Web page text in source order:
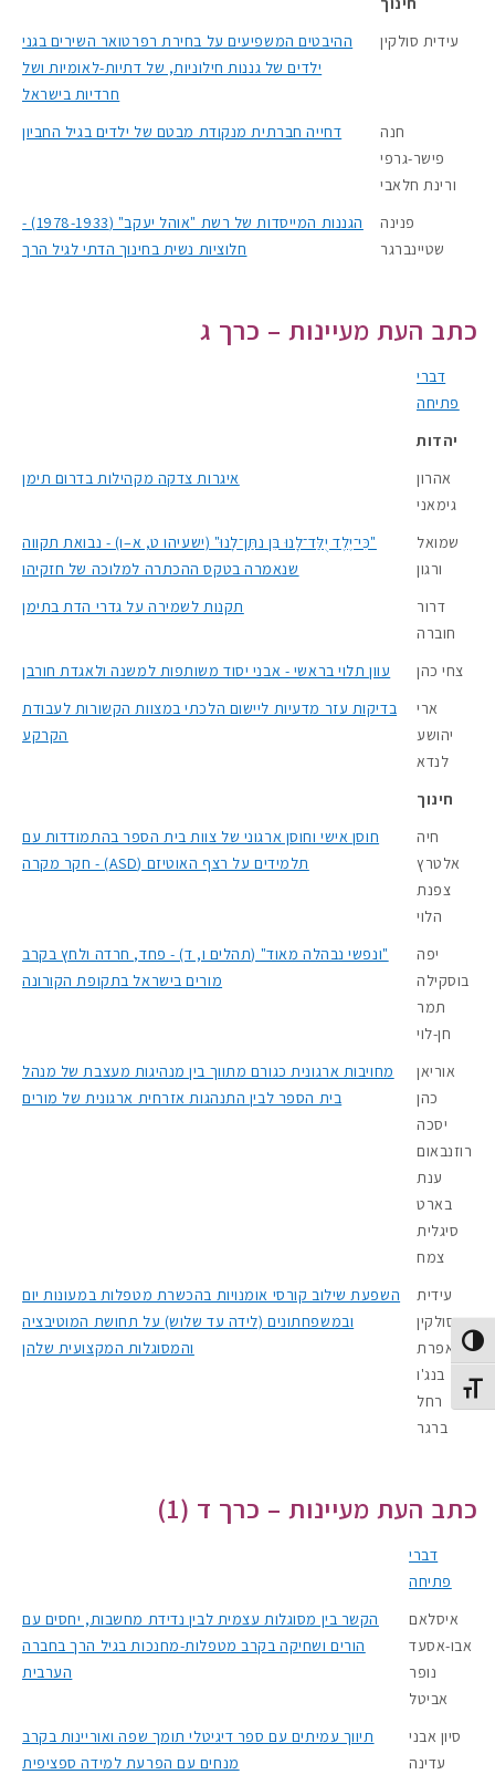
Toggle High Contrast
Toggle Font size
עידית סולקין
ההיבטים המשפיעים על בחירת רפרטואר השירים בגני
ילדים של גננות חילוניות, של דתיות-לאומיות ושל
חרדיות בישראל
חנה
פישר-גרפי
ורינת חלאבי
דחייה חברתית מנקודת מבטם של ילדים בגיל החביון
פנינה
שטיינברגר
הגננות המייסדות של רשת "אוהל יעקב" (1978-1933) -
חלוציות נשית בחינוך הדתי לגיל הרך
כתב העת מעיינות – כרך ג
דברי
פתיחה
יהדות
אהרון
גימאני
איגרות צדקה מקהילות בדרום תימן
שמואל
ורגון
"כִּי־יֶלֶד יֻלַּד־לָנוּ בֵּן נתַּן־לָנוּ" (ישעיהו ט, א–ו) - נבואת תקווה
שנאמרה בטקס ההכתרה למלוכה של חזקיהו
דרור
חוברה
תקנות לשמירה על גדרי הדת בתימן
צחי כהן
עוון תלוי בראשי - אבני יסוד משותפות למשנה ולאגדת חורבן
ארי
יהושע
לנדא
בדיקות עזר מדעיות ליישום הלכתי במצוות הקשורות לעבודת
הקרקע
חינוך
חיה
אלטרץ
צפנת
הלוי
חוסן אישי וחוסן ארגוני של צוות בית הספר בהתמודדות עם
תלמידים על רצף האוטיזם (ASD) - חקר מקרה
יפה
בוסקילה
תמר
חן-לוי
"ונפשי נבהלה מאוד" (תהלים ו, ד) - פחד, חרדה ולחץ בקרב
מורים בישראל בתקופת הקורונה
אוריאן
כהן
יסכה
רוזנבאום
ענת
בארט
סיגלית
צמח
מחויבות ארגונית כגורם מתווך בין מנהיגות מעצבת של מנהל
בית הספר לבין התנהגות אזרחית ארגונית של מורים
עידית
סולקין
אפרת
בנג'ו
רחל
ברגר
השפעת שילוב קורסי אומנויות בהכשרת מטפלות במעונות יום
ובמשפחתונים (לידה עד שלוש) על תחושת המוטיבציה
והמסוגלות המקצועית שלהן
כתב העת מעיינות – כרך ד (1)
דברי
פתיחה
איסלאם
אבו-אסעד
נופר
אביטל
הקשר בין מסוגלות עצמית לבין נדידת מחשבות, יחסים עם
הורים ושחיקה בקרב מטפלות-מחנכות בגיל הרך בחברה
הערבית
סיון אבני
עדינה
תיווך עמיתים עם ספר דיגיטלי תומך שפה ואוריינות בקרב
מנחים עם הפרעת למידה ספציפית